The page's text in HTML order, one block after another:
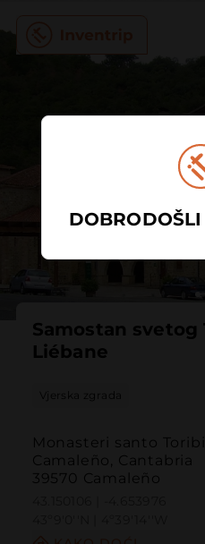
Samostan svetog
Liébane
Vjerska zgrada
Monasteri santo
Camaleño, Cantabria
39570 Camaleño